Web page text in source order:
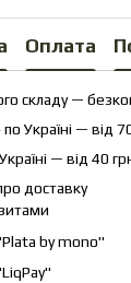
Оплата
складу —
Україні — від
— від 40
доставку
Plata by mono"
LiqPay"